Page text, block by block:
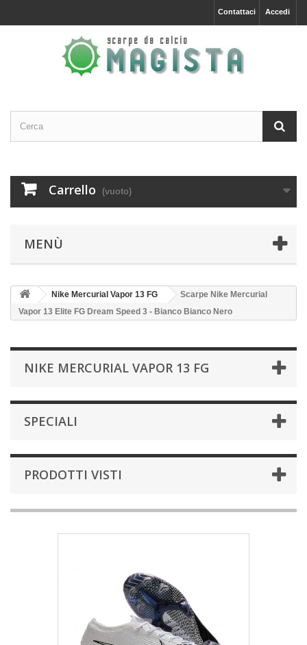
Accedi
Contattaci
Carrello (vuoto)
MENÙ
Nike Mercurial Vapor 13 FG
Scarpe Nike Mercurial
Vapor 13 Elite FG Dream Speed 3 - Bianco Bianco Nero
NIKE MERCURIAL VAPOR 13 FG
SPECIALI
PRODOTTI VISTI